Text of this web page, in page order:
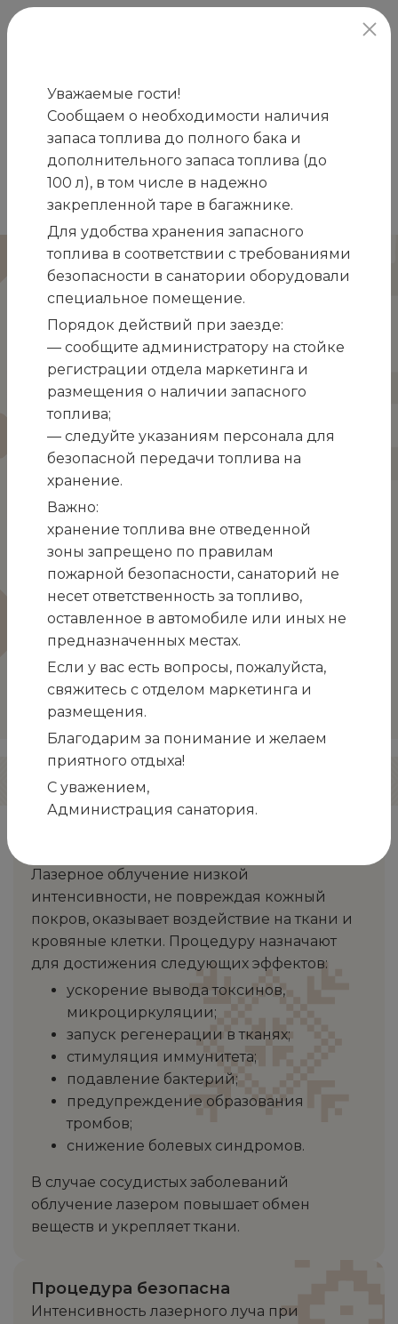
Главная /
Лечение и оздоровление в
санатории
/ Процедуры /
НЛОК и ВЛОК:
надвенное и внутривенное лазерное облучение
крови
НЛОК и ВЛОК: надвенное и
внутривенное лазерное облучение
крови
Процедура облучения клеток крови лазером без
введения источника излучения под
поверхность кожи называется надвенной. При
этой манипуляции врач проводит облучение
лазерным лучом кожного покрова, стенок сосуда
и проходящей в сосуде крови.
TravelLine
Лазерное облучение низкой
интенсивности, не повреждая кожный
покров, оказывает воздействие на ткани и
кровяные клетки. Процедуру назначают
для достижения следующих эффектов:
ускорение вывода токсинов,
микроциркуляции;
запуск регенерации в тканях;
стимуляция иммунитета;
подавление бактерий;
предупреждение образования
тромбов;
снижение болевых синдромов.
В случае сосудистых заболеваний
облучение лазером повышает обмен
веществ и укрепляет ткани.
Процедура безопасна
Интенсивность лазерного луча при
Уважаемые гости!
Сообщаем о необходимости наличия
запаса топлива до полного бака и
дополнительного запаса топлива (до
100 л), в том числе в надежно
закрепленной таре в багажнике.
Для удобства хранения запасного
топлива в соответствии с требованиями
безопасности в санатории оборудовали
специальное помещение.
Порядок действий при заезде:
— сообщите администратору на стойке
регистрации отдела маркетинга и
размещения о наличии запасного
топлива;
— следуйте указаниям персонала для
безопасной передачи топлива на
хранение.
Важно:
хранение топлива вне отведенной
зоны запрещено по правилам
пожарной безопасности, санаторий не
несет ответственность за топливо,
оставленное в автомобиле или иных не
предназначенных местах.
Если у вас есть вопросы, пожалуйста,
свяжитесь с отделом маркетинга и
размещения.
Благодарим за понимание и желаем
приятного отдыха!
С уважением,
Администрация санатория.